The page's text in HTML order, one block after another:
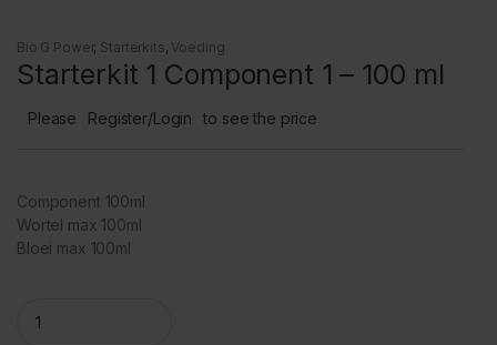
Bio G Power, Starterkits, Voeding
Starterkit 1 Component 1 – 100 ml
Please Register/Login to see the price
Component 100ml
Wortel max 100ml
Bloei max 100ml